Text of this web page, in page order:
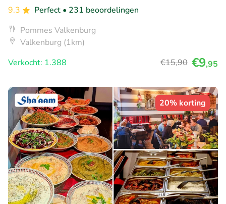
9.3
Perfect • 231 beoordelingen
Pommes Valkenburg
Valkenburg (1km)
Verkocht: 1.388
€15,90 €9,95
20% korting